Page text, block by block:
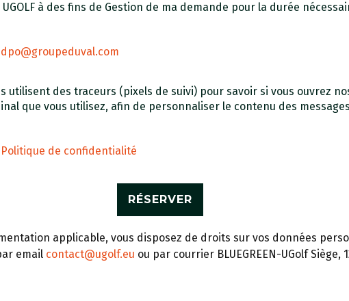
à des fins de Gestion de ma demande pour la durée
dpo@groupeduval.com
utilisent des traceurs (pixels de suivi) pour savoir si vous ouvrez
que vous utilisez, afin de personnaliser le contenu des
Politique de confidentialité
applicable, vous disposez de droits sur vos données
email contact@ugolf.eu ou par courrier BLUEGREEN-UGolf